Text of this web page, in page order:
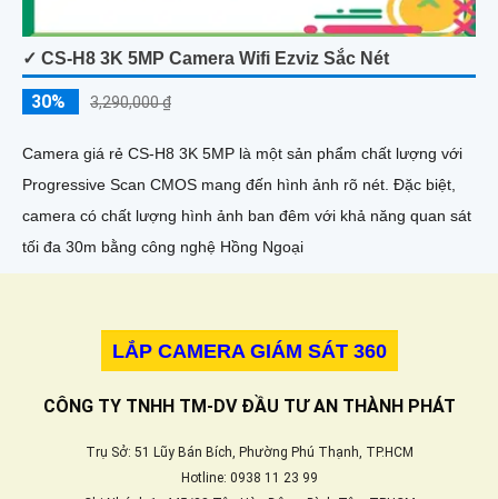
✓ CS-H8 3K 5MP Camera Wifi Ezviz Sắc Nét
30% 3,290,000 ₫
Camera giá rẻ CS-H8 3K 5MP là một sản phẩm chất lượng với
Progressive Scan CMOS mang đến hình ảnh rõ nét. Đặc biệt,
camera có chất lượng hình ảnh ban đêm với khả năng quan sát
tối đa 30m bằng công nghệ Hồng Ngoại
LẮP CAMERA GIÁM SÁT 360
CÔNG TY TNHH TM-DV ĐẦU TƯ AN THÀNH PHÁT
Trụ Sở: 51 Lũy Bán Bích, Phường Phú Thạnh, TP.HCM
Hotline: 0938 11 23 99